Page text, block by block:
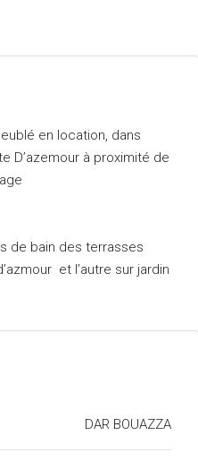
en location, dans
D’azemour à proximité de
de bain des terrasses
et l’autre sur jardin
DAR BOUAZZA